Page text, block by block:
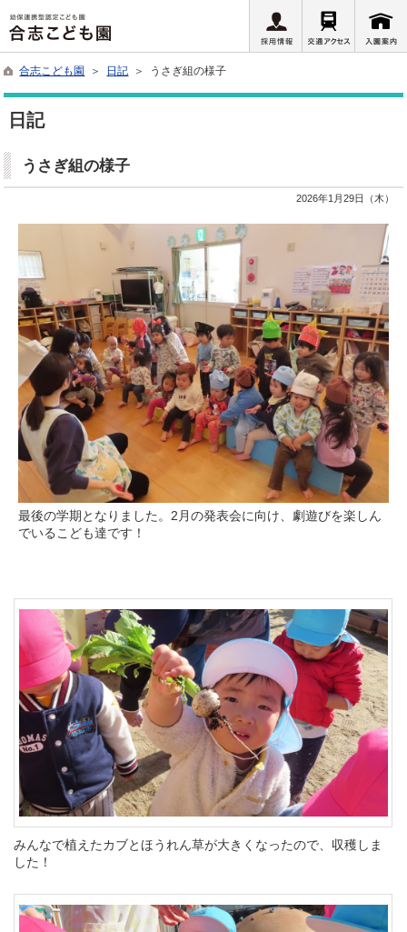
合志こども園 ＞ 日記 ＞ うさぎ組の様子
日記
うさぎ組の様子
2026年1月29日（木）
最後の学期となりました。2月の発表会に向け、劇遊びを楽しん
でいるこども達です！
みんなで植えたカブとほうれん草が大きくなったので、収穫しま
した！